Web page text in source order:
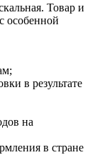
Товар и
особенной
в результате
на
в стране